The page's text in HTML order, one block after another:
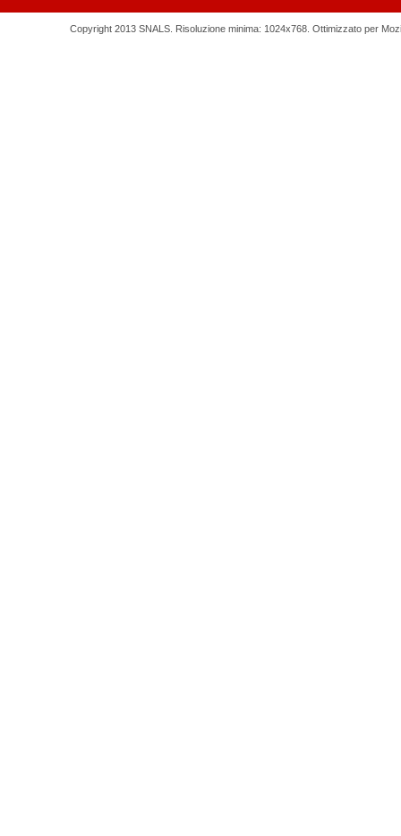
Copyright 2013 SNALS. Risoluzione minima: 1024x768. Ottimizzato per